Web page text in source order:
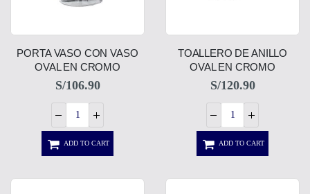
PORTA VASO CON VASO
OVAL EN CROMO
S/106.90
ADD TO CART
TOALLERO DE ANILLO
OVAL EN CROMO
S/120.90
ADD TO CART